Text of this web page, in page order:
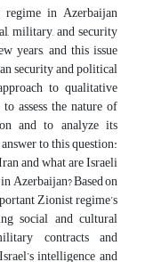
in Azerbaijan
military, and security
years, and this issue
security and political
to qualitative
assess the nature of
and to analyze its
to this question:
and what are Israeli
Azerbaijan? Based on
Zionist regime’s
social and cultural
contracts and
intelligence and